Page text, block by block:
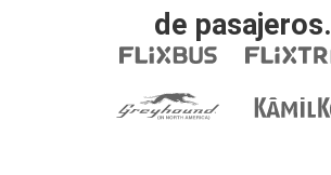
de pasajeros.